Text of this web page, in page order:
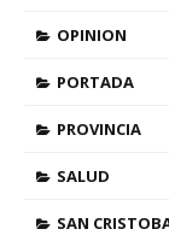
OPINION
PORTADA
PROVINCIA
SALUD
SAN